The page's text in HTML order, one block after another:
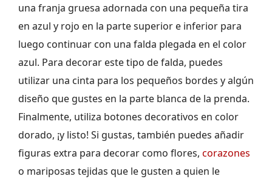
una franja gruesa adornada con una pequeña tira
en azul y rojo en la parte superior e inferior para
luego continuar con una falda plegada en el color
azul. Para decorar este tipo de falda, puedes
utilizar una cinta para los pequeños bordes y algún
diseño que gustes en la parte blanca de la prenda.
Finalmente, utiliza botones decorativos en color
dorado, ¡y listo! Si gustas, también puedes añadir
figuras extra para decorar como flores, corazones
o mariposas tejidas que le gusten a quien le